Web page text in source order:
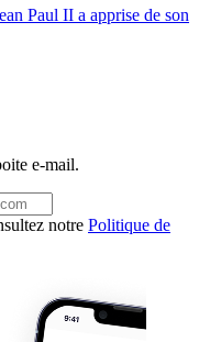
Paul II a apprise de son
e-mail.
notre Politique de